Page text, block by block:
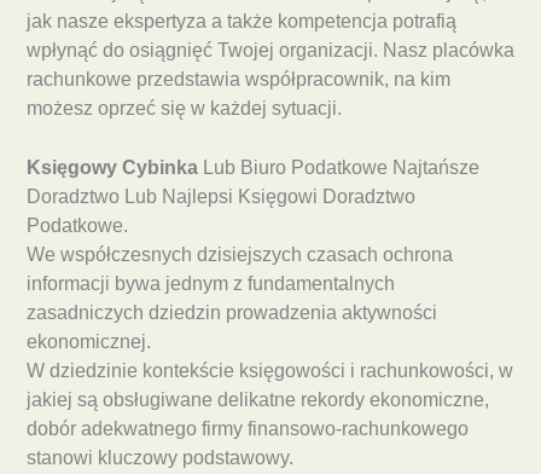
jak nasze ekspertyza a także kompetencja potrafią
wpłynąć do osiągnięć Twojej organizacji. Nasz placówka
rachunkowe przedstawia współpracownik, na kim
możesz oprzeć się w każdej sytuacji.
Księgowy Cybinka Lub Biuro Podatkowe Najtańsze
Doradztwo Lub Najlepsi Księgowi Doradztwo
Podatkowe.
We współczesnych dzisiejszych czasach ochrona
informacji bywa jednym z fundamentalnych
zasadniczych dziedzin prowadzenia aktywności
ekonomicznej.
W dziedzinie kontekście księgowości i rachunkowości, w
jakiej są obsługiwane delikatne rekordy ekonomiczne,
dobór adekwatnego firmy finansowo-rachunkowego
stanowi kluczowy podstawowy.